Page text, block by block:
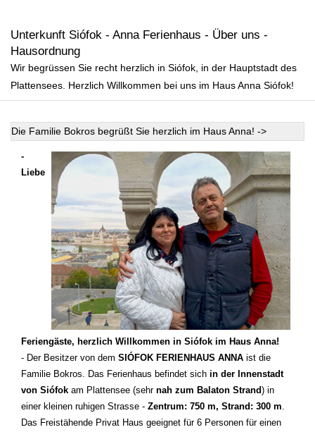
Unterkunft Siófok - Anna Ferienhaus - Über uns -
Hausordnung
Wir begrüssen Sie recht herzlich in Siófok, in der Hauptstadt des
Plattensees. Herzlich Willkommen bei uns im Haus Anna Siófok!
Die Familie Bokros begrüßt Sie herzlich im Haus Anna! ->
-
Liebe
Feriengäste, herzlich Willkommen in Siófok im Haus Anna!
- Der Besitzer von dem SIÓFOK FERIENHAUS ANNA ist die
Familie Bokros.
Das Ferienhaus befindet sich in der Innenstadt
von Siófok am Plattensee (sehr nah zum Balaton Strand) in
einer kleinen ruhigen Strasse - Zentrum: 750 m, Strand: 300 m
Das Freistähende Privat Haus geeignet für 6 Personen für einen